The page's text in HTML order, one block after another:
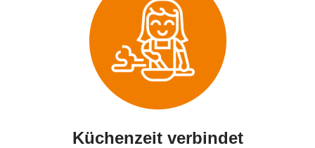
Küchenzeit verbindet